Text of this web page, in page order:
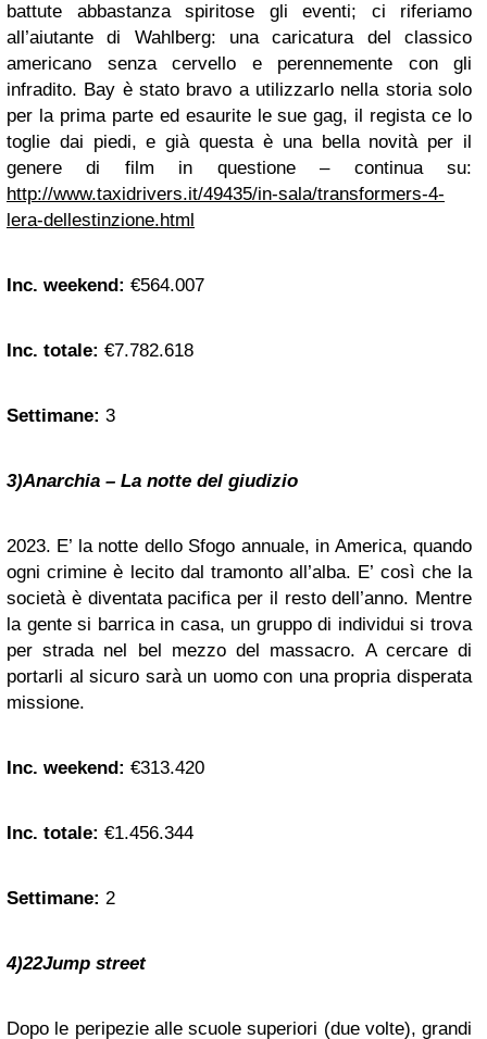
battute abbastanza spiritose gli eventi; ci riferiamo
all’aiutante di Wahlberg: una caricatura del classico
americano senza cervello e perennemente con gli
infradito. Bay è stato bravo a utilizzarlo nella storia solo
per la prima parte ed esaurite le sue gag, il regista ce lo
toglie dai piedi, e già questa è una bella novità per il
genere di film in questione – continua su:
http://www.taxidrivers.it/49435/in-sala/transformers-4-
lera-dellestinzione.html
Inc. weekend: €564.007
Inc. totale: €7.782.618
Settimane: 3
3)Anarchia – La notte del giudizio
2023. E’ la notte dello Sfogo annuale, in America, quando
ogni crimine è lecito dal tramonto all’alba. E’ così che la
società è diventata pacifica per il resto dell’anno. Mentre
la gente si barrica in casa, un gruppo di individui si trova
per strada nel bel mezzo del massacro. A cercare di
portarli al sicuro sarà un uomo con una propria disperata
missione.
Inc. weekend: €313.420
Inc. totale: €1.456.344
Settimane: 2
4)22Jump street
Dopo le peripezie alle scuole superiori (due volte), grandi